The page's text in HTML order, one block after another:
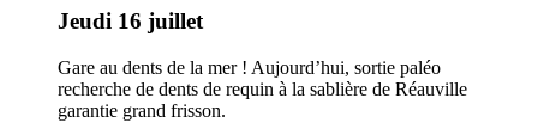
Jeudi 16 juillet
Gare au dents de la mer ! Aujourd’hui, sortie paléo
recherche de dents de requin à la sablière de Réauville
garantie grand frisson.